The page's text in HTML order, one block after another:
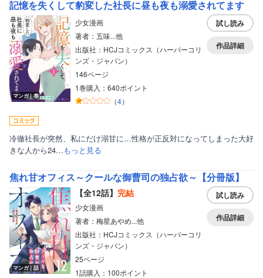
記憶を失くして豹変した社長に昼も夜も溺愛されてます
マンガ｜巻
少女漫画
著者：五味...他
出版社：HCJコミックス（ハーパーコリ
ンズ・ジャパン）
146ページ
1巻購入：640ポイント
（4）
試し読み
作品詳細
冷徹社長が突然、私にだけ溺甘に…性格が正反対になってしまった大好
きな人から24…もっと見る
焦れ甘オフィス～クールな御曹司の独占欲～【分冊版】
マンガ｜話
【全12話】 完結
少女漫画
著者：梅星あやめ...他
出版社：HCJコミックス（ハーパーコリ
ンズ・ジャパン）
25ページ
1話購入：100ポイント
試し読み
作品詳細